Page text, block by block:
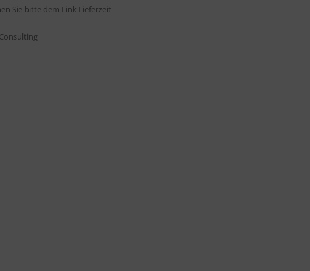
Sie bitte dem Link Lieferzeit